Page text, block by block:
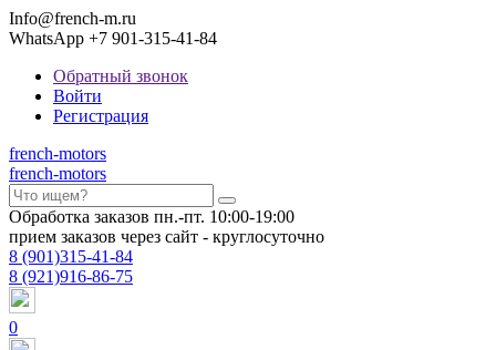
Info@french-m.ru
WhatsApp +7 901-315-41-84
Обратный звонок
Войти
Регистрация
french-motors
french-motors
Обработка заказов пн.-пт. 10:00-19:00
прием заказов через сайт - круглосуточно
8 (901)315-41-84
8 (921)916-86-75
0